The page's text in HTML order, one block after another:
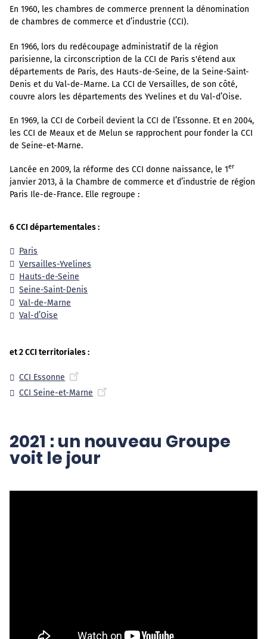
En 1960, les chambres de commerce prennent la dénomination
de chambres de commerce et d’industrie (CCI).
En 1966, lors du redécoupage administratif de la région
parisienne, la circonscription de la CCI de Paris s'étend aux
départements de Paris, des Hauts-de-Seine, de la Seine-Saint-
Denis et du Val-de-Marne. La CCI de Versailles, de son côté,
couvre alors les départements des Yvelines et du Val-d’Oise.
En 1969, la CCI de Corbeil devient la CCI de l’Essonne. Et en 2004,
les CCI de Meaux et de Melun se rapprochent pour fonder la CCI
de Seine-et-Marne.
Lancée en 2009, la réforme des CCI donne naissance, le 1er
janvier 2013, à la Chambre de commerce et d’industrie de région
Paris Ile-de-France. Elle regroupe :
6 CCI départementales :
Paris
Versailles-Yvelines
Hauts-de-Seine
Seine-Saint-Denis
Val-de-Marne
Val-d’Oise
et 2 CCI territoriales :
CCI Essonne
CCI Seine-et-Marne
2021 : un nouveau Groupe
voit le jour